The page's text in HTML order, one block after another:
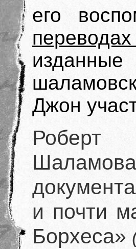
его
Джон
Роберт
и почти
Борхеса»